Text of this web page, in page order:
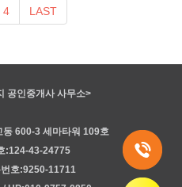
4 LAST
공인중개사 사무소>
동 600-3 세마타워 109호
:124-43-24775
호:9250-11711